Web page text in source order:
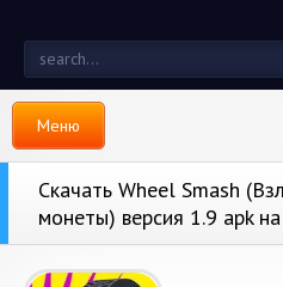
Меню
Скачать Wheel Smash
монеты) версия 1.9 apk